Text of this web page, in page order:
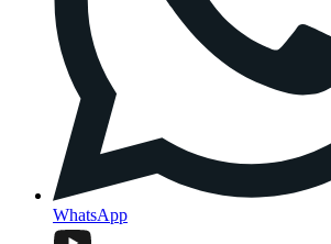
WhatsApp